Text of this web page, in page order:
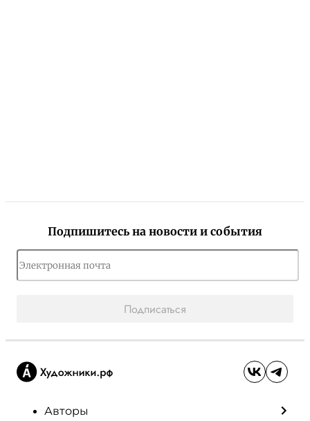
Подпишитесь на новости и события
Подписаться
Авторы